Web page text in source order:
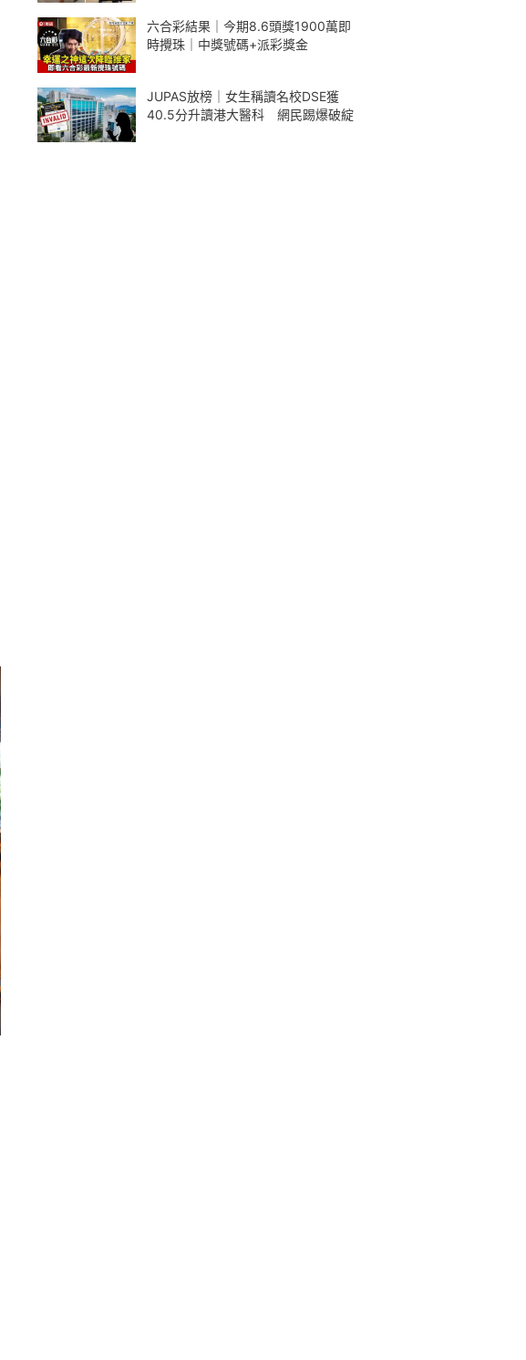
六合彩結果｜今期8.6頭獎1900萬即
時攪珠｜中獎號碼+派彩獎金
JUPAS放榜｜女生稱讀名校DSE獲
40.5分升讀港大醫科 網民踢爆破綻